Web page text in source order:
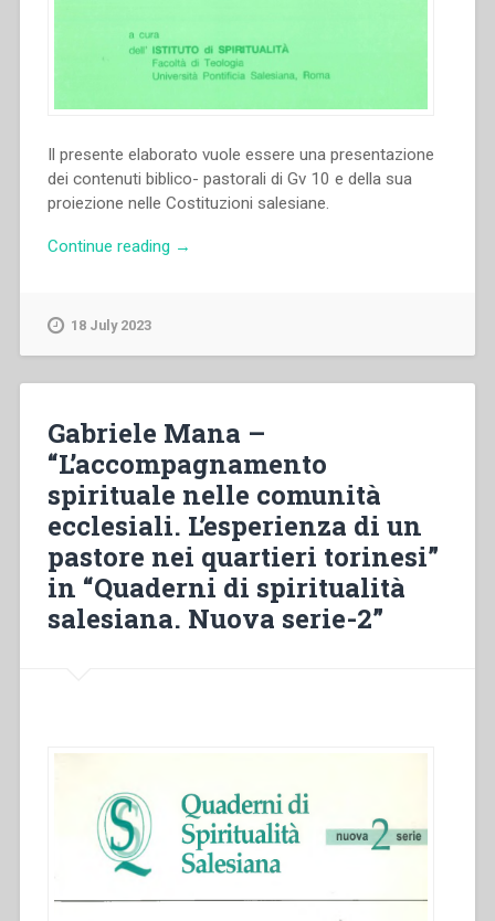
Il presente elaborato vuole essere una presentazione
dei contenuti biblico- pastorali di Gv 10 e della sua
proiezione nelle Costituzioni salesiane.
Continue reading “Miguel
Esposizione
biblio-
teologica
applicazione
salesiana
alla
luce
delle
7””
→
18 July 2023
Gabriele Mana –
“L’accompagnamento
spirituale nelle comunità
ecclesiali. L’esperienza di un
pastore nei quartieri torinesi”
in “Quaderni di spiritualità
salesiana. Nuova serie-2”